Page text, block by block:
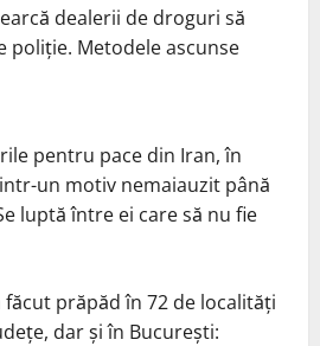
dealerii de droguri să
poliție. Metodele ascunse
pentru pace din Iran, în
un motiv nemaiauzit până
luptă între ei care să nu fie
făcut prăpăd în 72 de localități
dar și în București: